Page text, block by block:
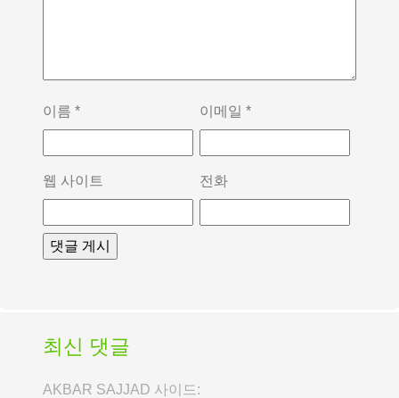
이름 * 이메일 *
웹 사이트 전화
최신 댓글
AKBAR SAJJAD 사이드: